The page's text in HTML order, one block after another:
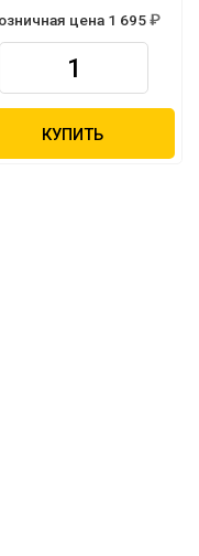
цена 1 695
КУПИТЬ